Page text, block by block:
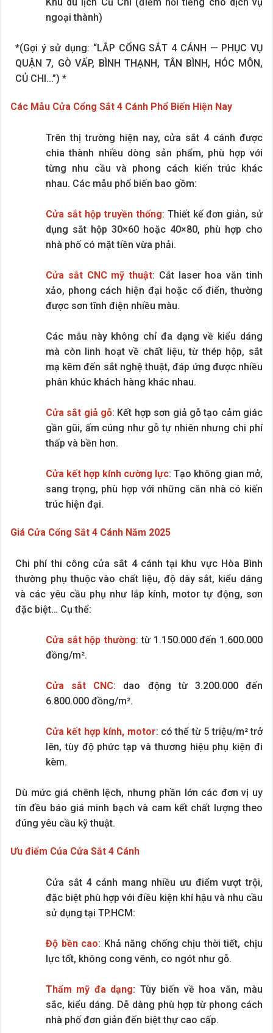
ngoại thành)
*(Gợi ý sử dụng: “LẮP CỔNG SẮT 4 CÁNH — PHỤC VỤ
QUẬN 7, GÒ VẤP, BÌNH THẠNH, TÂN BÌNH, HÓC MÔN,
CỦ CHI...”) *
Các Mẫu Cửa Cổng Sắt 4 Cánh Phổ Biến Hiện Nay
Trên thị trường hiện nay, cửa sắt 4 cánh được
chia thành nhiều dòng sản phẩm, phù hợp với
từng nhu cầu và phong cách kiến trúc khác
nhau. Các mẫu phổ biến bao gồm:
Cửa sắt hộp truyền thống: Thiết kế đơn giản, sử
dụng sắt hộp 30×60 hoặc 40×80, phù hợp cho
nhà phố có mặt tiền vừa phải.
Cửa sắt CNC mỹ thuật: Cắt laser hoa văn tinh
xảo, phong cách hiện đại hoặc cổ điển, thường
được sơn tĩnh điện nhiều màu.
Các mẫu này không chỉ đa dạng về kiểu dáng
mà còn linh hoạt về chất liệu, từ thép hộp, sắt
mạ kẽm đến sắt nghệ thuật, đáp ứng được nhiều
phân khúc khách hàng khác nhau.
Cửa sắt giả gỗ: Kết hợp sơn giả gỗ tạo cảm giác
gần gũi, ấm cúng như gỗ tự nhiên nhưng chi phí
thấp và bền hơn.
Cửa kết hợp kính cường lực: Tạo không gian mở,
sang trọng, phù hợp với những căn nhà có kiến
trúc hiện đại.
Giá Cửa Cổng Sắt 4 Cánh Năm 2025
Chi phí thi công cửa sắt 4 cánh tại khu vực Hòa Bình
thường phụ thuộc vào chất liệu, độ dày sắt, kiểu dáng
và các yêu cầu phụ như lắp kính, motor tự động, sơn
đặc biệt… Cụ thể:
Cửa sắt hộp thường: từ 1.150.000 đến 1.600.000
đồng/m².
Cửa sắt CNC: dao động từ 3.200.000 đến
6.800.000 đồng/m².
Cửa kết hợp kính, motor: có thể từ 5 triệu/m² trở
lên, tùy độ phức tạp và thương hiệu phụ kiện đi
kèm.
Dù mức giá chênh lệch, nhưng phần lớn các đơn vị uy
tín đều báo giá minh bạch và cam kết chất lượng theo
đúng yêu cầu kỹ thuật.
Ưu điểm Của Cửa Sắt 4 Cánh
Cửa sắt 4 cánh mang nhiều ưu điểm vượt trội,
đặc biệt phù hợp với điều kiện khí hậu và nhu cầu
sử dụng tại TP.HCM:
Độ bền cao: Khả năng chống chịu thời tiết, chịu
lực tốt, không cong vênh, co ngót như gỗ.
Thẩm mỹ đa dạng: Tùy biến về hoa văn, màu
sắc, kiểu dáng. Dễ dàng phù hợp từ phong cách
nhà phố đơn giản đến biệt thự cao cấp.